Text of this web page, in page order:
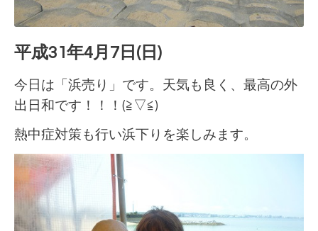
平成31年4月7日(日)
今日は「浜売り」です。天気も良く、最高の外
出日和です！！！(≧▽≦)
熱中症対策も行い浜下りを楽しみます。